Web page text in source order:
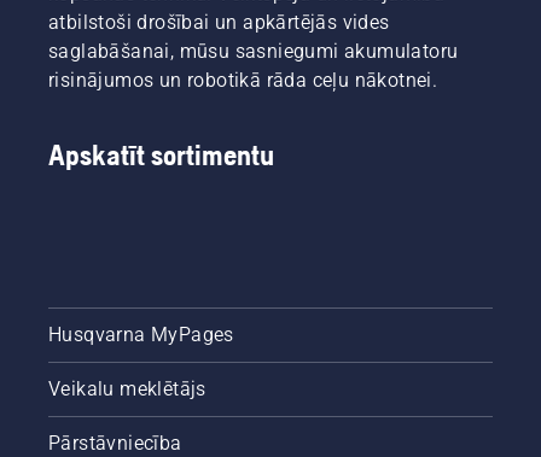
atbilstoši drošībai un apkārtējās vides
saglabāšanai, mūsu sasniegumi akumulatoru
risinājumos un robotikā rāda ceļu nākotnei.
Apskatīt sortimentu
Husqvarna MyPages
Veikalu meklētājs
Pārstāvniecība